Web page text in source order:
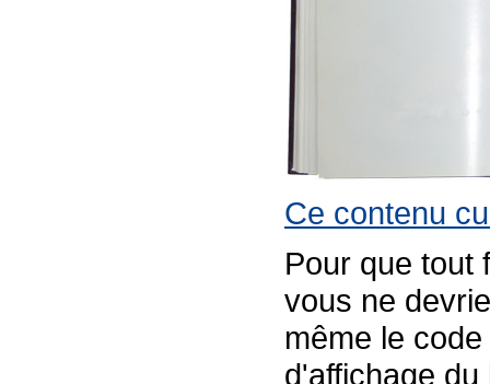
Ce contenu
Pour que tout
vous ne
même le
d'affichage du